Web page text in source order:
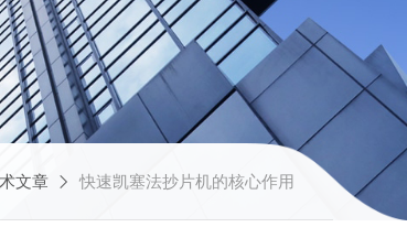
文章 快速凯塞法抄片机的核心作用